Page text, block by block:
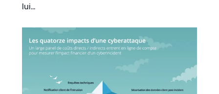
lui…